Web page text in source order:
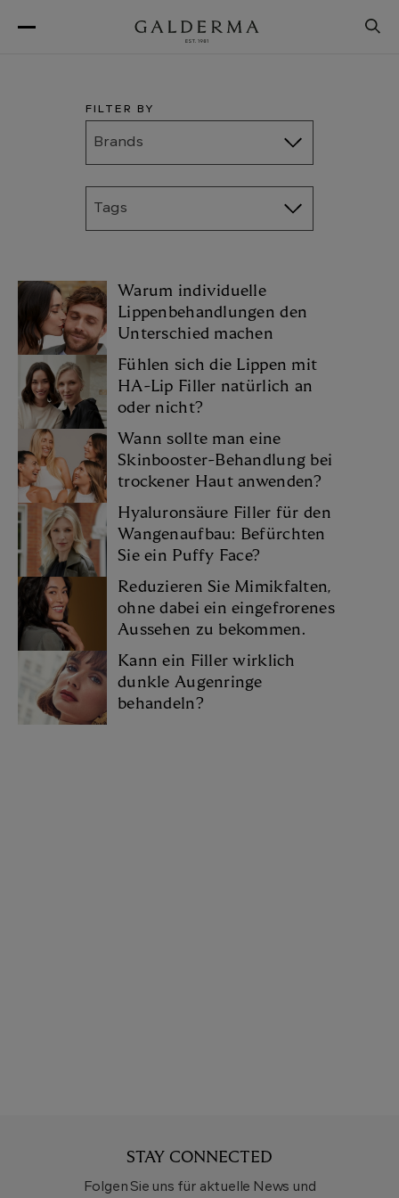
FILTER BY
Brands
Tags
Warum individuelle
Lippenbehandlungen den
Unterschied machen
Fühlen sich die Lippen mit
HA-Lip Filler natürlich an
oder nicht?
Wann sollte man eine
Skinbooster-Behandlung bei
trockener Haut anwenden?
Hyaluronsäure Filler für den
Wangenaufbau: Befürchten
Sie ein Puffy Face?
Reduzieren Sie Mimikfalten,
ohne dabei ein eingefrorenes
Aussehen zu bekommen.
Kann ein Filler wirklich
dunkle Augenringe
behandeln?
STAY CONNECTED
Folgen Sie uns für aktuelle News und